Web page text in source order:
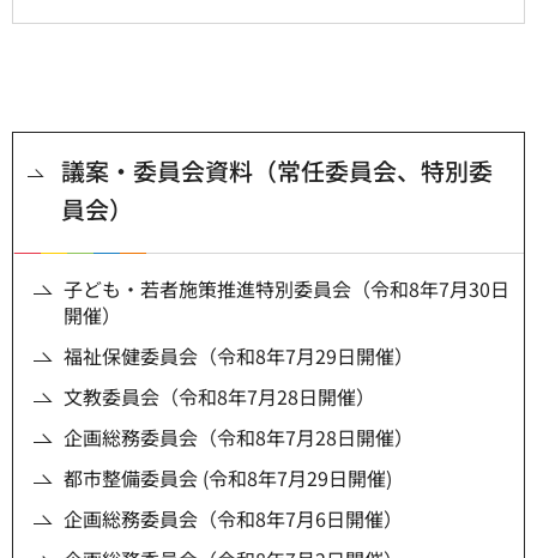
議案・委員会資料（常任委員会、特別委
員会）
子ども・若者施策推進特別委員会（令和8年7月30日
開催）
福祉保健委員会（令和8年7月29日開催）
文教委員会（令和8年7月28日開催）
企画総務委員会（令和8年7月28日開催）
都市整備委員会 (令和8年7月29日開催)
企画総務委員会（令和8年7月6日開催）